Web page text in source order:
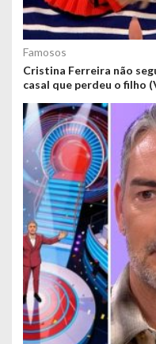
Famosos
Cristina Ferreira não
casal que perdeu o filho